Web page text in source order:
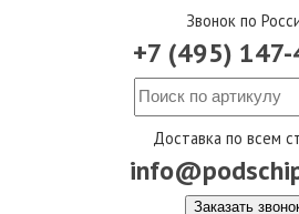
Звонок по
+7 (495)
Доставка по всем
Заказать